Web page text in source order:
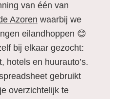
van één van
Azoren waarbij we
eilandhoppen 😊
bij elkaar gezocht:
hotels en huurauto’s.
gebruikt
overzichtelijk te